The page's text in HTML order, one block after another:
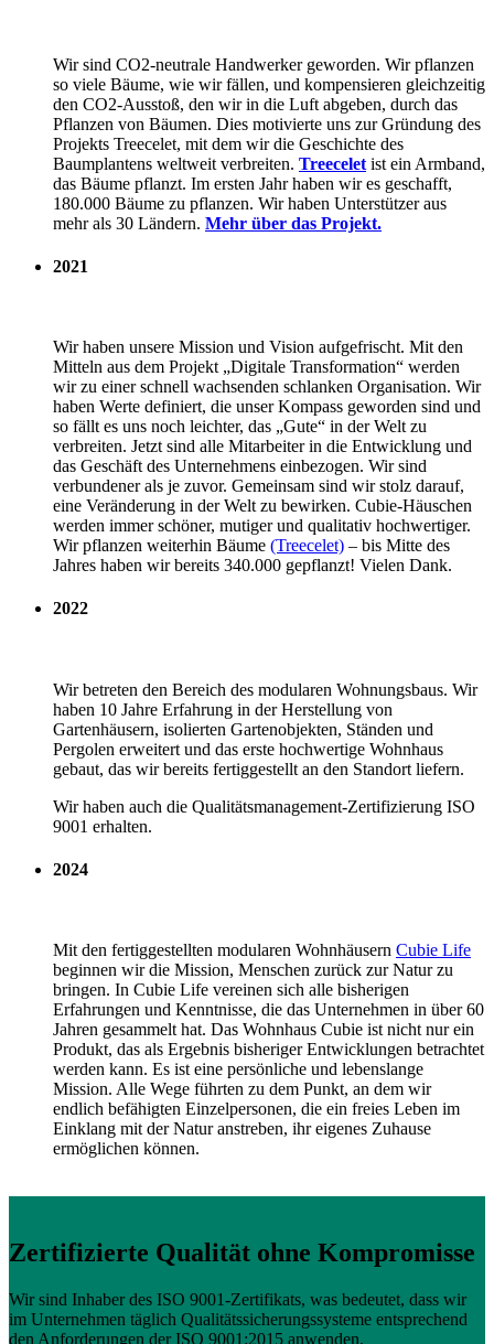
Wir sind CO2-neutrale Handwerker geworden. Wir pflanzen
so viele Bäume, wie wir fällen, und kompensieren gleichzeitig
den CO2-Ausstoß, den wir in die Luft abgeben, durch das
Pflanzen von Bäumen. Dies motivierte uns zur Gründung des
Projekts Treecelet, mit dem wir die Geschichte des
Baumplantens weltweit verbreiten. Treecelet ist ein Armband,
das Bäume pflanzt. Im ersten Jahr haben wir es geschafft,
180.000 Bäume zu pflanzen. Wir haben Unterstützer aus
mehr als 30 Ländern. Mehr über das Projekt.
2021
Wir haben unsere Mission und Vision aufgefrischt. Mit den
Mitteln aus dem Projekt „Digitale Transformation“ werden
wir zu einer schnell wachsenden schlanken Organisation. Wir
haben Werte definiert, die unser Kompass geworden sind und
so fällt es uns noch leichter, das „Gute“ in der Welt zu
verbreiten. Jetzt sind alle Mitarbeiter in die Entwicklung und
das Geschäft des Unternehmens einbezogen. Wir sind
verbundener als je zuvor. Gemeinsam sind wir stolz darauf,
eine Veränderung in der Welt zu bewirken. Cubie-Häuschen
werden immer schöner, mutiger und qualitativ hochwertiger.
Wir pflanzen weiterhin Bäume (Treecelet) – bis Mitte des
Jahres haben wir bereits 340.000 gepflanzt! Vielen Dank.
2022
Wir betreten den Bereich des modularen Wohnungsbaus. Wir
haben 10 Jahre Erfahrung in der Herstellung von
Gartenhäusern, isolierten Gartenobjekten, Ständen und
Pergolen erweitert und das erste hochwertige Wohnhaus
gebaut, das wir bereits fertiggestellt an den Standort liefern.
Wir haben auch die Qualitätsmanagement-Zertifizierung ISO
9001 erhalten.
2024
Mit den fertiggestellten modularen Wohnhäusern Cubie Life
beginnen wir die Mission, Menschen zurück zur Natur zu
bringen. In Cubie Life vereinen sich alle bisherigen
Erfahrungen und Kenntnisse, die das Unternehmen in über 60
Jahren gesammelt hat. Das Wohnhaus Cubie ist nicht nur ein
Produkt, das als Ergebnis bisheriger Entwicklungen betrachtet
werden kann. Es ist eine persönliche und lebenslange
Mission. Alle Wege führten zu dem Punkt, an dem wir
endlich befähigten Einzelpersonen, die ein freies Leben im
Einklang mit der Natur anstreben, ihr eigenes Zuhause
ermöglichen können.
Zertifizierte Qualität ohne Kompromisse
Wir sind Inhaber des ISO 9001-Zertifikats, was bedeutet, dass wir
im Unternehmen täglich Qualitätssicherungssysteme entsprechend
den Anforderungen der ISO 9001:2015 anwenden.